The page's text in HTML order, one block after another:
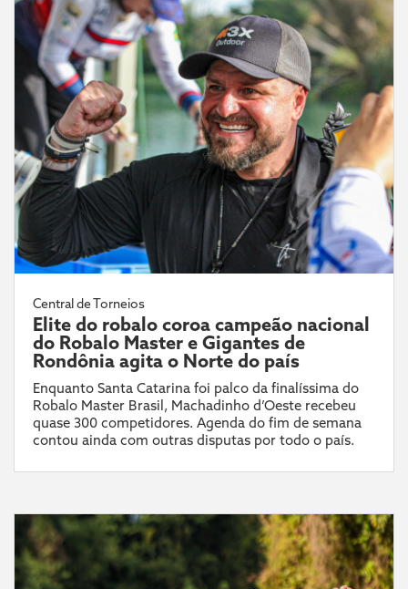
Central de Torneios
Elite do robalo coroa campeão nacional
do Robalo Master e Gigantes de
Rondônia agita o Norte do país
Enquanto Santa Catarina foi palco da finalíssima do
Robalo Master Brasil, Machadinho d’Oeste recebeu
quase 300 competidores. Agenda do fim de semana
contou ainda com outras disputas por todo o país.